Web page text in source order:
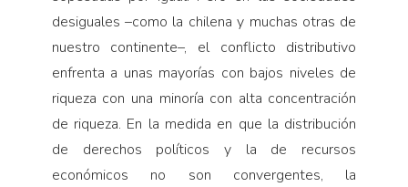
desiguales –como la chilena y muchas otras de
nuestro continente–, el conflicto distributivo
enfrenta a unas mayorías con bajos niveles de
riqueza con una minoría con alta concentración
de riqueza. En la medida en que la distribución
de derechos políticos y la de recursos
económicos no son convergentes, la